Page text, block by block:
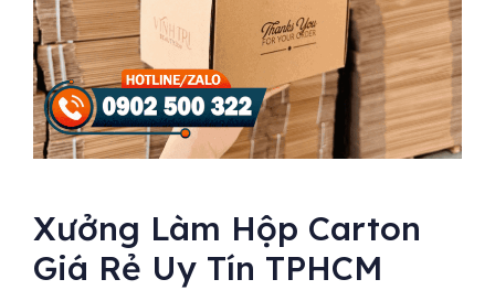
Xưởng Làm Hộp Carton
Giá Rẻ Uy Tín TPHCM